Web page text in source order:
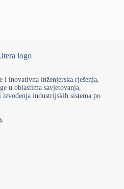
temperaturna razlika pri
i minimalna temperatura
sistema je njegova
od ±1°C bez
velikoj indukciji vazduha
važna u industrijskim
kontrola temperature i vlage
i inovativna inženjerska rješenja,
u oblastima savjetovanja,
industrijskih sistema po